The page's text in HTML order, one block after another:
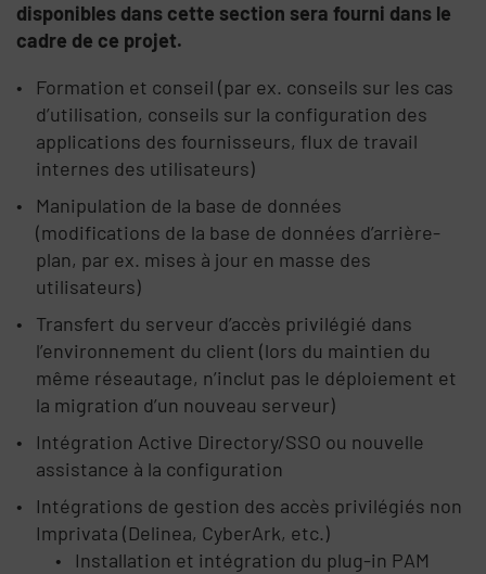
disponibles dans cette section sera fourni dans le
cadre de ce projet.
Formation et conseil (par ex. conseils sur les cas
d’utilisation, conseils sur la configuration des
applications des fournisseurs, flux de travail
internes des utilisateurs)
Manipulation de la base de données
(modifications de la base de données d’arrière-
plan, par ex. mises à jour en masse des
utilisateurs)
Transfert du serveur d’accès privilégié dans
l’environnement du client (lors du maintien du
même réseautage, n’inclut pas le déploiement et
la migration d’un nouveau serveur)
Intégration Active Directory/SSO ou nouvelle
assistance à la configuration
Intégrations de gestion des accès privilégiés non
Imprivata (Delinea, CyberArk, etc.)
Installation et intégration du plug-in PAM